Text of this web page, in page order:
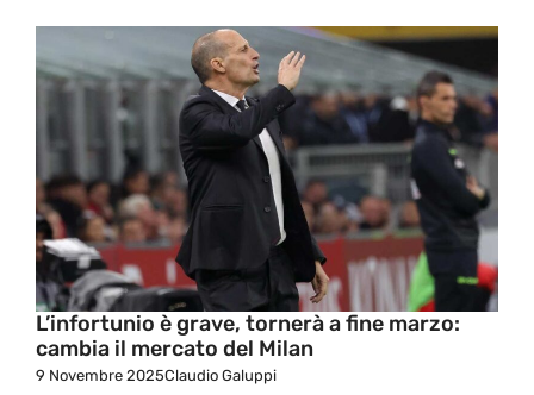
L’infortunio è grave, tornerà a fine marzo:
cambia il mercato del Milan
9 Novembre 2025Claudio Galuppi